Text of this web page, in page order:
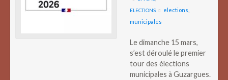
ELECTIONS
elections
municipales
Le dimanche 15 mars,
s’est déroulé le premier
tour des élections
municipales à Guzargues.